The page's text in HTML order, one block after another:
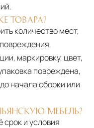
ТОВАРА?
количество мест,
маркировку, цвет,
повреждена,
начала сборки или
МЕБЕЛЬ?
срок и условия